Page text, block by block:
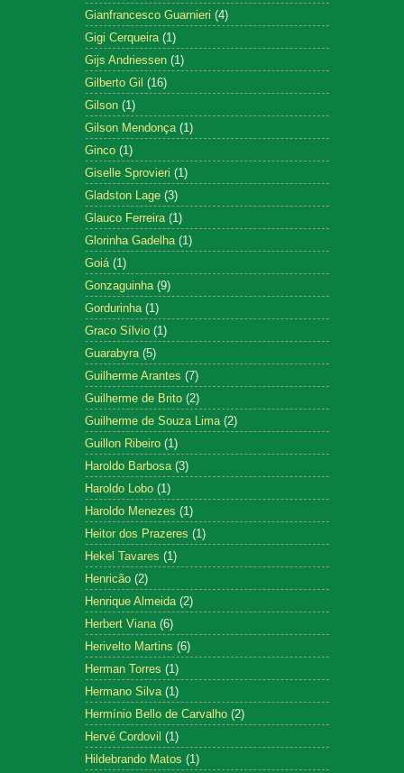
Gianfrancesco Guarnieri (4)
Gigi Cerqueira (1)
Gijs Andriessen (1)
Gilberto Gil (16)
Gilson (1)
Gilson Mendonça (1)
Ginco (1)
Giselle Sprovieri (1)
Gladston Lage (3)
Glauco Ferreira (1)
Glorinha Gadelha (1)
Goiá (1)
Gonzaguinha (9)
Gordurinha (1)
Graco Sílvio (1)
Guarabyra (5)
Guilherme Arantes (7)
Guilherme de Brito (2)
Guilherme de Souza Lima (2)
Guillon Ribeiro (1)
Haroldo Barbosa (3)
Haroldo Lobo (1)
Haroldo Menezes (1)
Heitor dos Prazeres (1)
Hekel Tavares (1)
Henricão (2)
Henrique Almeida (2)
Herbert Viana (6)
Herivelto Martins (6)
Herman Torres (1)
Hermano Silva (1)
Hermínio Bello de Carvalho (2)
Hervé Cordovil (1)
Hildebrando Matos (1)